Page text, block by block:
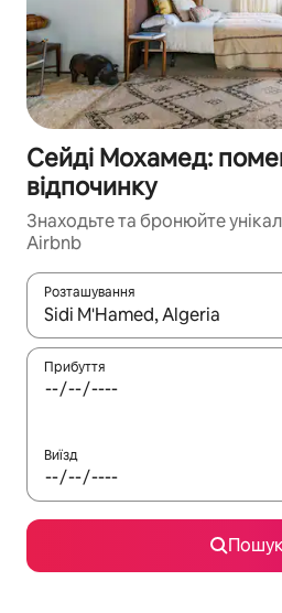
Сейді Мохамед:
відпочинку
Знаходьте та бронюйте
Airbnb
Розташування
Отримавши результати пошуку,
Прибуття
Виїзд
Пошук